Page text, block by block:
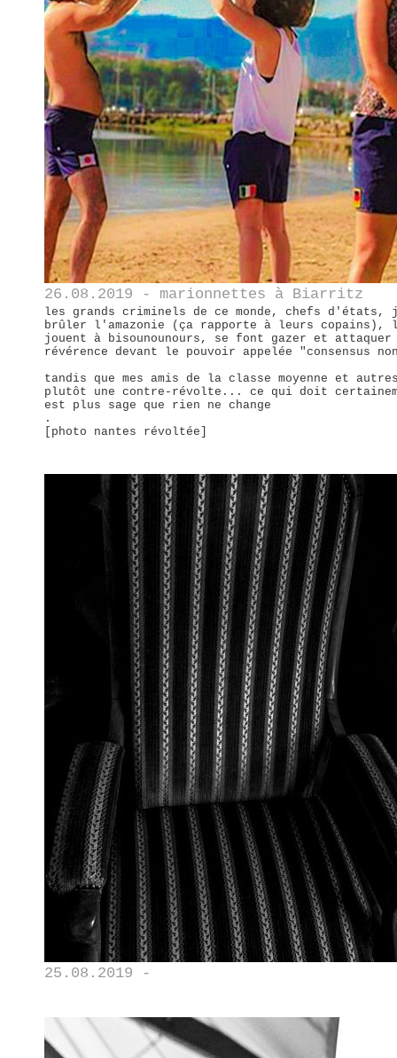
26.08.2019 - marionnettes à Biarritz
les grands criminels de ce monde, chefs
brûler l'amazonie (ça rapporte à leurs
jouent à bisounounours, se font gazer et
révérence devant le pouvoir appelée "consensus
tandis que mes amis de la classe moyenne et
plutôt une contre-révolte... ce qui doit
est plus sage que rien ne change
.
[photo nantes révoltée]
25.08.2019 -